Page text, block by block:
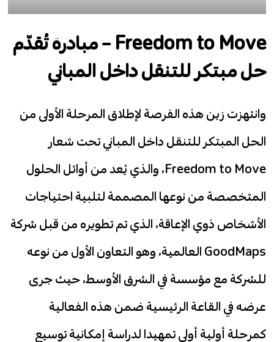
Freedom to Move – مبادرة تُقدّم
حل مبتكر للتنقل داخل المباني
وانتهزت زين هذه الفرصة لإطلاق المرحلة الأولى من
الحل المبتكر للتنقل داخل المباني تحت شعار
Freedom to Move، والذي يُعد من أوائل الحلول
المتخصصة من نوعها المصممة لتلبية احتياجات
الأشخاص ذوي الإعاقة، الذي تم تطويره من قبل شركة
GoodMaps العالمية، وهو التعاون الأول من نوعه
للشركة مع مؤسسة في الشرق الأوسط، حيث جرى
عرضه في القاعة الرئيسية ضمن هذه الفعالية
كمرحلة أولية أولى تمهيدا لدراسة إمكانية توسيع